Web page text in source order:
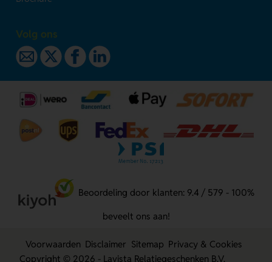
Volg ons
Beoordeling door klanten: 9.4 / 579 - 100%
beveelt ons aan!
Voorwaarden Disclaimer Sitemap Privacy & Cookies
Copyright © 2026 - Lavista Relatiegeschenken B.V.